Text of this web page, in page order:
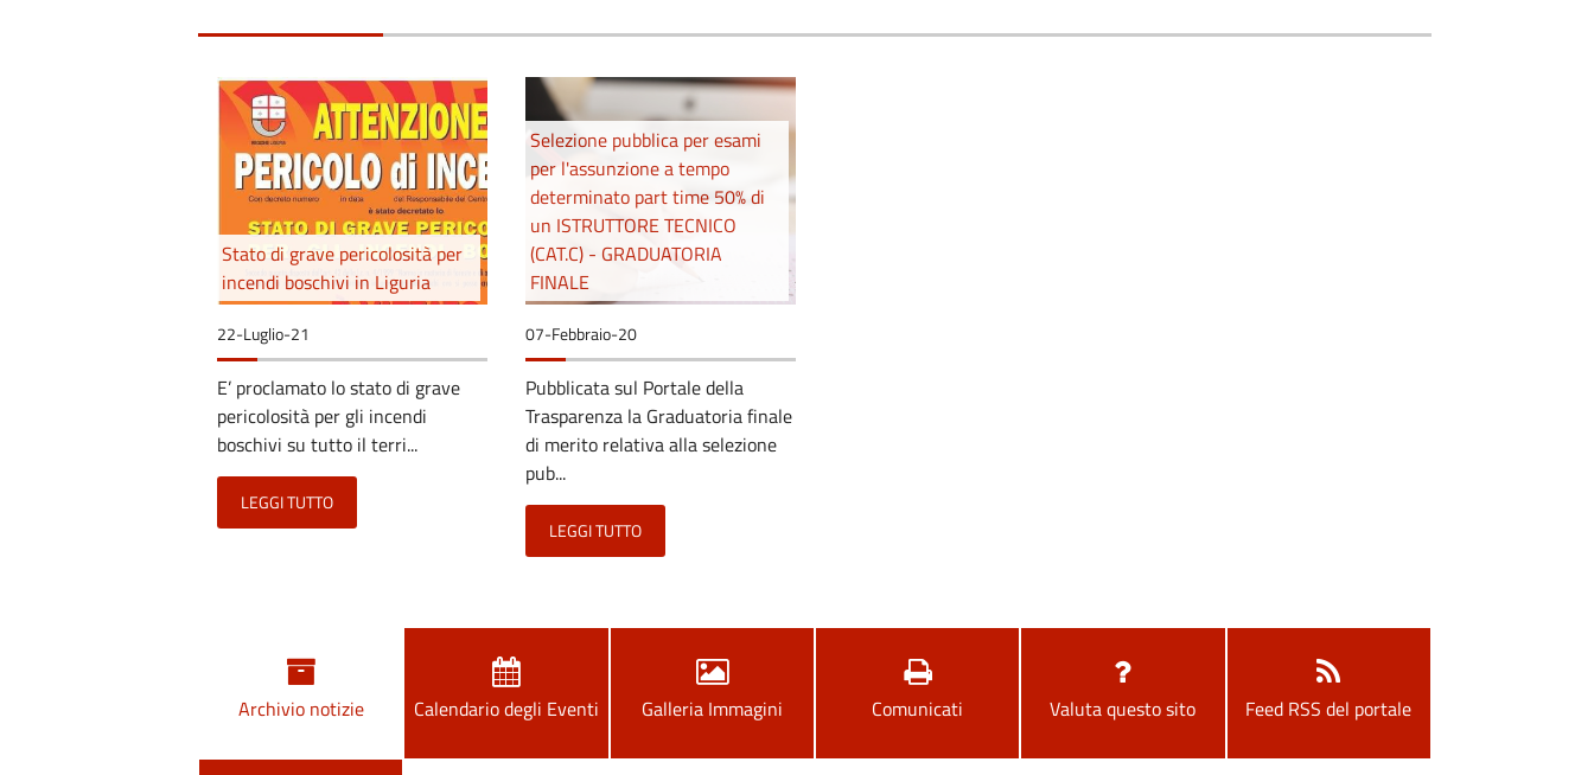
Stato di grave pericolosità per
incendi boschivi in Liguria
22-Luglio-21
E’ proclamato lo stato di grave
pericolosità per gli incendi
boschivi su tutto il terri...
LEGGI TUTTO
Selezione pubblica per esami
per l'assunzione a tempo
determinato part time 50% di
un ISTRUTTORE TECNICO
(CAT.C) - GRADUATORIA
FINALE
07-Febbraio-20
Pubblicata sul Portale della
Trasparenza la Graduatoria finale
di merito relativa alla selezione
pub...
LEGGI TUTTO
Archivio notizie Calendario degli Eventi Galleria Immagini Comunicati Valuta questo sito Feed RSS del portale